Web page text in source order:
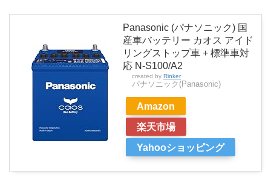
Panasonic (パナソニック) 国
産車バッテリー カオス アイド
リングストップ車 + 標準車対
応 N-S100/A2
created by Rinker
パナソニック(Panasonic)
Amazon
楽天市場
Yahooショッピング